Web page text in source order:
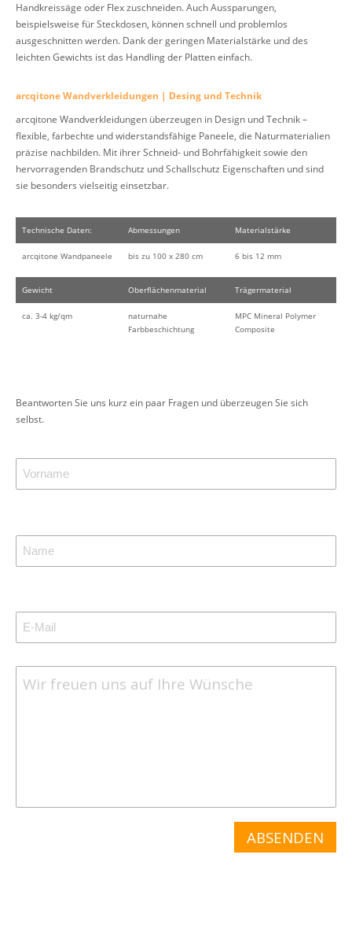
Handkreissäge oder Flex zuschneiden. Auch Aussparungen,
beispielsweise für Steckdosen, können schnell und problemlos
ausgeschnitten werden. Dank der geringen Materialstärke und des
leichten Gewichts ist das Handling der Platten einfach.
arcqitone Wandverkleidungen | Desing und Technik
arcqitone Wandverkleidungen überzeugen in Design und Technik –
flexible, farbechte und widerstandsfähige Paneele, die Naturmaterialien
präzise nachbilden. Mit ihrer Schneid- und Bohrfähigkeit sowie den
hervorragenden Brandschutz und Schallschutz Eigenschaften und sind
sie besonders vielseitig einsetzbar.
Technische Daten: Abmessungen Materialstärke
arcqitone Wandpaneele bis zu 100 x 280 cm 6 bis 12 mm
Gewicht Oberflächenmaterial Trägermaterial
ca. 3-4 kg/qm
naturnahe
Farbbeschichtung
MPC Mineral Polymer
Composite
Beantworten Sie uns kurz ein paar Fragen und überzeugen Sie sich
selbst.